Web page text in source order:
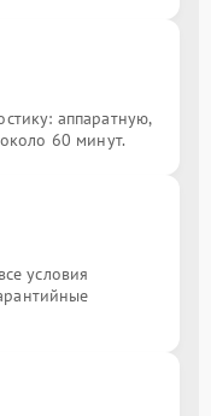
аппаратную,
60 минут.
условия